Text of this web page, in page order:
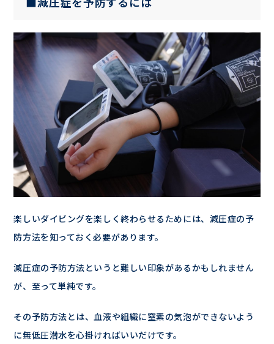
楽しいダイビングを楽しく終わらせるためには、減圧症の予
防方法を知っておく必要があります。
減圧症の予防方法というと難しい印象があるかもしれません
が、至って単純です。
その予防方法とは、血液や組織に窒素の気泡ができないよう
に無低圧潜水を心掛ければいいだけです。